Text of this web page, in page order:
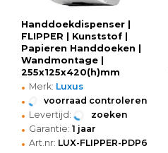
Handdoekdispenser |
FLIPPER | Kunststof |
Papieren Handdoeken |
Wandmontage |
255x125x420(h)mm
• Merk: Luxus
• voorraad controleren
• Levertijd: zoeken
• Garantie: 1 jaar
• Art.nr: LUX-FLIPPER-PDP6